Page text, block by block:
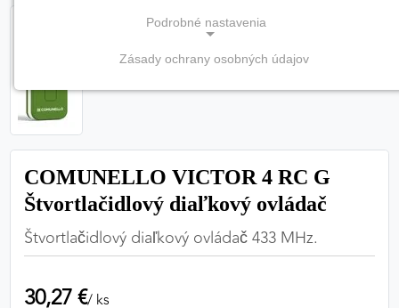
COMUNELLO VICTOR 4 RC G
Štvortlačidlový diaľkový ovládač
Štvortlačidlový diaľkový ovládač 433 MHz.
30,27 €/ ks
Podrobné nastavenia
(vždy aktívne, nemožno vypnúť)
Tieto cookies sú potrebné na správne fungovanie
zabezpečiť jej plnú funkčnosť.
PREFERENČNÉ COOKIES
Zásady ochrany osobných údajov